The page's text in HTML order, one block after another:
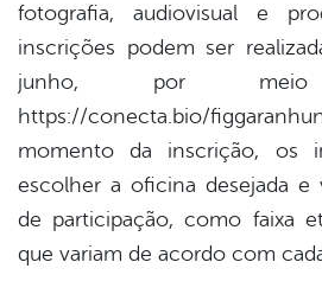
fotografia, audiovisual e
inscrições podem ser
junho, por
https://conecta.bio/
momento da inscrição, os
escolher a oficina desejada e
de participação, como faixa
que variam de acordo com